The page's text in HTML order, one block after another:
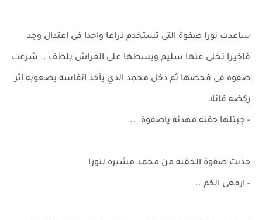
ساعدت نورا صفوة التى تستخدم ذراعا واحدا فى اعتدال وجد
فاخيرا تخلى عنها سليم وبسطها على الفراش بلطف .. شرعت
صفوه فى فحصها ثم دخل محمد الذي يأخذ انفاسه بصعوبه اثر
ركضه قائلا
- جبتلها حقنه مهدئه ياصفوة ...
جذبت صفوة الحقنه من محمد مشيره لنورا
- ارفعى الكم ..